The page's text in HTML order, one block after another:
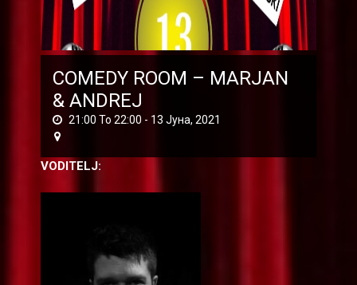
COMEDY ROOM – MARJAN
& АNDREJ
21:00 To 22:00 - 13 Јуна, 2021
VODITELJ: